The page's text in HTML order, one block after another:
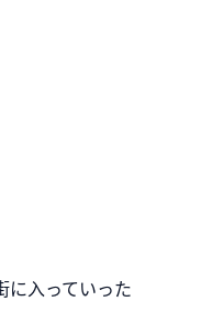
に入っていった